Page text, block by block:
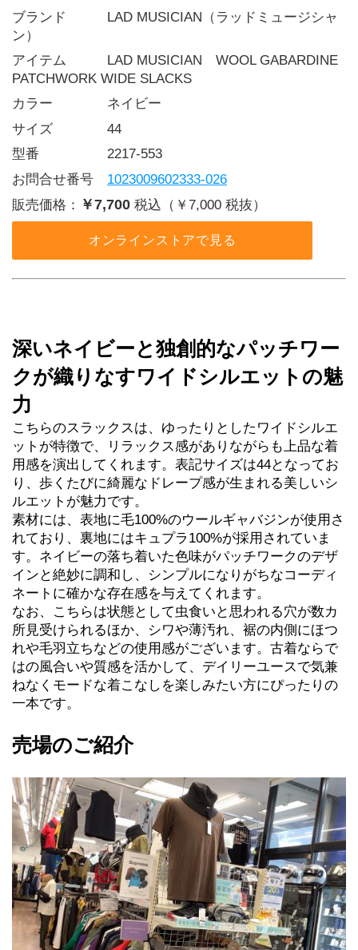
ブランド   LAD MUSICIAN（ラッドミュージシャ
ン）
アイテム   LAD MUSICIAN　WOOL GABARDINE
PATCHWORK WIDE SLACKS
カラー    ネイビー
サイズ    44
型番     2217-553
お問合せ番号 1023009602333-026
販売価格： ￥7,700 税込（￥7,000 税抜）
オンラインストアで見る
深いネイビーと独創的なパッチワー
クが織りなすワイドシルエットの魅
力
こちらのスラックスは、ゆったりとしたワイドシルエ
ットが特徴で、リラックス感がありながらも上品な着
用感を演出してくれます。表記サイズは44となってお
り、歩くたびに綺麗なドレープ感が生まれる美しいシ
ルエットが魅力です。
素材には、表地に毛100%のウールギャバジンが使用さ
れており、裏地にはキュプラ100%が採用されていま
す。ネイビーの落ち着いた色味がパッチワークのデザ
インと絶妙に調和し、シンプルになりがちなコーディ
ネートに確かな存在感を与えてくれます。
なお、こちらは状態として虫食いと思われる穴が数カ
所見受けられるほか、シワや薄汚れ、裾の内側にほつ
れや毛羽立ちなどの使用感がございます。古着ならで
はの風合いや質感を活かして、デイリーユースで気兼
ねなくモードな着こなしを楽しみたい方にぴったりの
一本です。
売場のご紹介